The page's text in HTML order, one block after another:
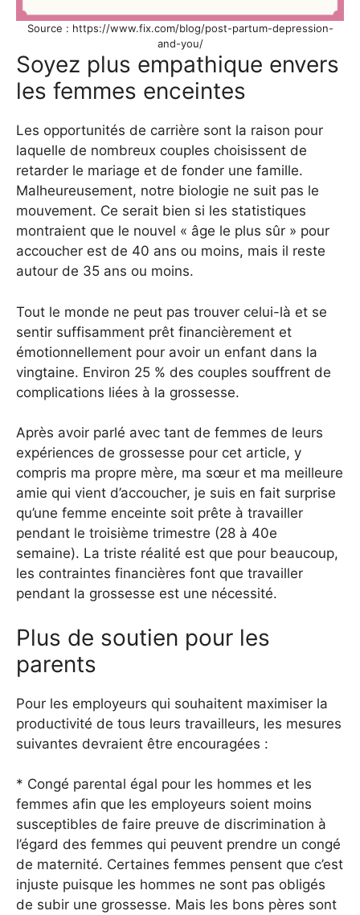
Source : https://www.fix.com/blog/post-partum-depression-
and-you/
Soyez plus empathique envers
les femmes enceintes
Les opportunités de carrière sont la raison pour
laquelle de nombreux couples choisissent de
retarder le mariage et de fonder une famille.
Malheureusement, notre biologie ne suit pas le
mouvement. Ce serait bien si les statistiques
montraient que le nouvel « âge le plus sûr » pour
accoucher est de 40 ans ou moins, mais il reste
autour de 35 ans ou moins.
Tout le monde ne peut pas trouver celui-là et se
sentir suffisamment prêt financièrement et
émotionnellement pour avoir un enfant dans la
vingtaine. Environ 25 % des couples souffrent de
complications liées à la grossesse.
Après avoir parlé avec tant de femmes de leurs
expériences de grossesse pour cet article, y
compris ma propre mère, ma sœur et ma meilleure
amie qui vient d’accoucher, je suis en fait surprise
qu’une femme enceinte soit prête à travailler
pendant le troisième trimestre (28 à 40e
semaine). La triste réalité est que pour beaucoup,
les contraintes financières font que travailler
pendant la grossesse est une nécessité.
Plus de soutien pour les
parents
Pour les employeurs qui souhaitent maximiser la
productivité de tous leurs travailleurs, les mesures
suivantes devraient être encouragées :
* Congé parental égal pour les hommes et les
femmes afin que les employeurs soient moins
susceptibles de faire preuve de discrimination à
l’égard des femmes qui peuvent prendre un congé
de maternité. Certaines femmes pensent que c’est
injuste puisque les hommes ne sont pas obligés
de subir une grossesse. Mais les bons pères sont